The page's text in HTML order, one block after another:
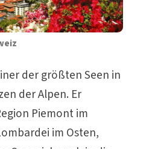
der größten Seen in
der Alpen. Er
Piemont im
im Osten,